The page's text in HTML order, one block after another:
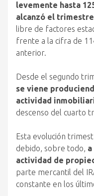
levemente hasta
alcanzó el
libre de factores
frente a la cifra de
anterior.
Desde el segundo
se viene
actividad
descenso del cuarto
Esta evolución
debido, sobre todo,
actividad de
parte mercantil del
constante en los